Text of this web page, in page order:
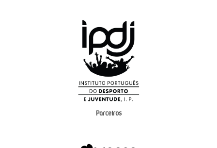
Parceiros